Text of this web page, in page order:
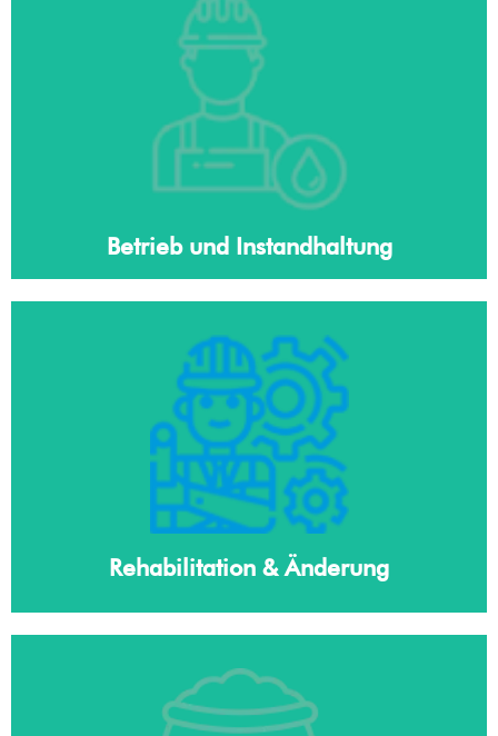
Betrieb und Instandhaltung
Betrieb und Instandhaltung
Erfahren Sie mehr
Rehabilitation & Änderung
Rehabilitation & Änderung
Erfahren Sie mehr